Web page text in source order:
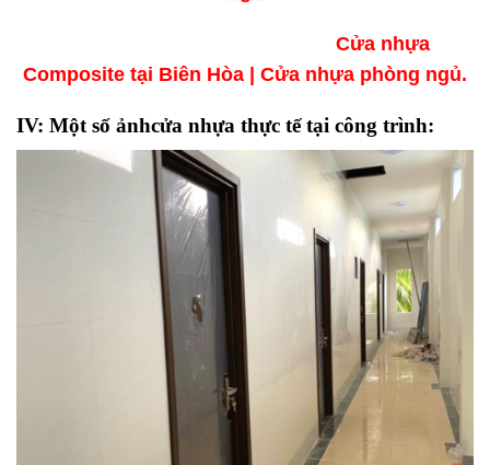
Cửa nhựa
Composite tại Biên Hòa | Cửa nhựa phòng ngủ.
IV: Một số ảnhcửa nhựa thực tế tại công trình: